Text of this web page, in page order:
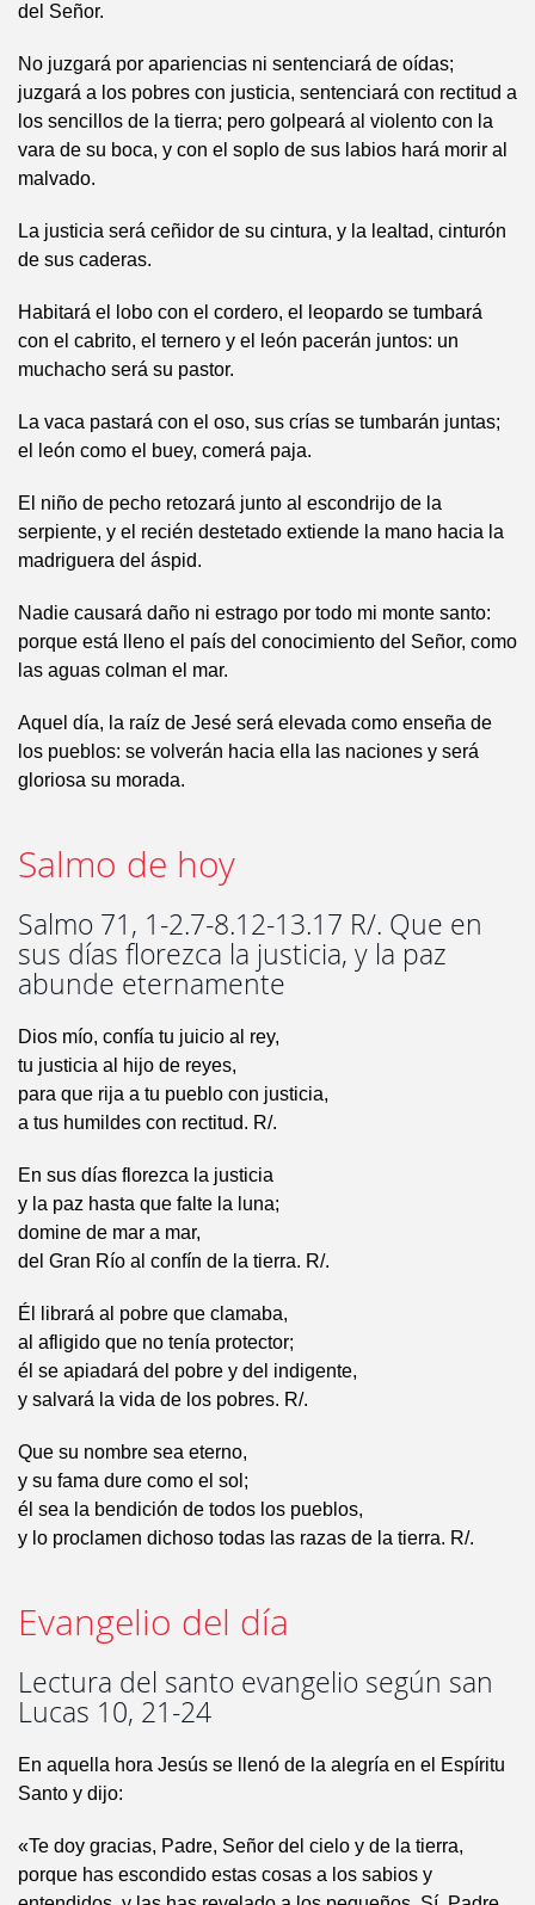
del Señor.
No juzgará por apariencias ni sentenciará de oídas;
juzgará a los pobres con justicia, sentenciará con rectitud a
los sencillos de la tierra; pero golpeará al violento con la
vara de su boca, y con el soplo de sus labios hará morir al
malvado.
La justicia será ceñidor de su cintura, y la lealtad, cinturón
de sus caderas.
Habitará el lobo con el cordero, el leopardo se tumbará
con el cabrito, el ternero y el león pacerán juntos: un
muchacho será su pastor.
La vaca pastará con el oso, sus crías se tumbarán juntas;
el león como el buey, comerá paja.
El niño de pecho retozará junto al escondrijo de la
serpiente, y el recién destetado extiende la mano hacia la
madriguera del áspid.
Nadie causará daño ni estrago por todo mi monte santo:
porque está lleno el país del conocimiento del Señor, como
las aguas colman el mar.
Aquel día, la raíz de Jesé será elevada como enseña de
los pueblos: se volverán hacia ella las naciones y será
gloriosa su morada.
Salmo de hoy
Salmo 71, 1-2.7-8.12-13.17 R/. Que en
sus días florezca la justicia, y la paz
abunde eternamente
Dios mío, confía tu juicio al rey,
tu justicia al hijo de reyes,
para que rija a tu pueblo con justicia,
a tus humildes con rectitud. R/.
En sus días florezca la justicia
y la paz hasta que falte la luna;
domine de mar a mar,
del Gran Río al confín de la tierra. R/.
Él librará al pobre que clamaba,
al afligido que no tenía protector;
él se apiadará del pobre y del indigente,
y salvará la vida de los pobres. R/.
Que su nombre sea eterno,
y su fama dure como el sol;
él sea la bendición de todos los pueblos,
y lo proclamen dichoso todas las razas de la tierra. R/.
Evangelio del día
Lectura del santo evangelio según san
Lucas 10, 21-24
En aquella hora Jesús se llenó de la alegría en el Espíritu
Santo y dijo:
«Te doy gracias, Padre, Señor del cielo y de la tierra,
porque has escondido estas cosas a los sabios y